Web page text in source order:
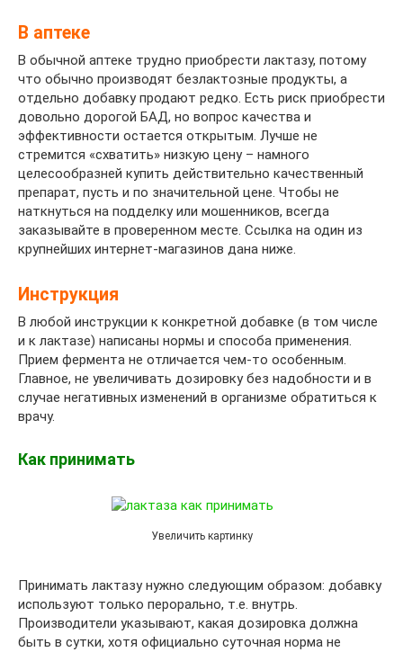
В аптеке
В обычной аптеке трудно приобрести лактазу, потому
что обычно производят безлактозные продукты, а
отдельно добавку продают редко. Есть риск приобрести
довольно дорогой БАД, но вопрос качества и
эффективности остается открытым. Лучше не
стремится «схватить» низкую цену – намного
целесообразней купить действительно качественный
препарат, пусть и по значительной цене. Чтобы не
наткнуться на подделку или мошенников, всегда
заказывайте в проверенном месте. Ссылка на один из
крупнейших интернет-магазинов дана ниже.
Инструкция
В любой инструкции к конкретной добавке (в том числе
и к лактазе) написаны нормы и способа применения.
Прием фермента не отличается чем-то особенным.
Главное, не увеличивать дозировку без надобности и в
случае негативных изменений в организме обратиться к
врачу.
Как принимать
Увеличить картинку
Принимать лактазу нужно следующим образом: добавку
используют только перорально, т.е. внутрь.
Производители указывают, какая дозировка должна
быть в сутки, хотя официально суточная норма не